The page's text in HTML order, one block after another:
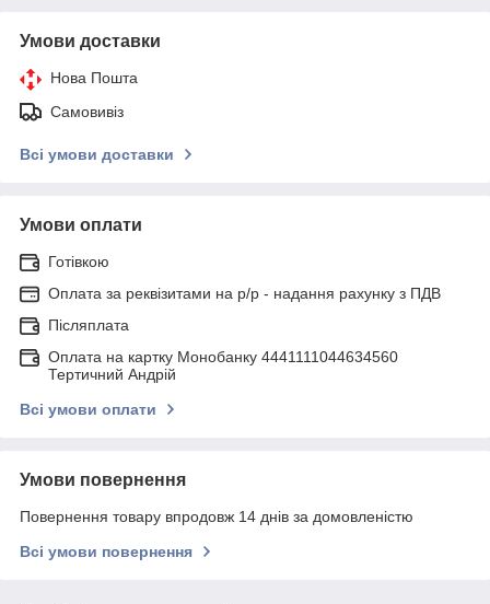
Умови доставки
Нова Пошта
Самовивіз
Всі умови доставки
Умови оплати
Готівкою
Оплата за реквізитами на р/р - надання рахунку з ПДВ
Післяплата
Оплата на картку Монобанку 4441111044634560
Тертичний Андрій
Всі умови оплати
Умови повернення
Повернення товару впродовж 14 днів за домовленістю
Всі умови повернення